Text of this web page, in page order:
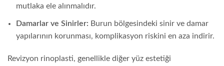
mutlaka ele alınmalıdır.
Damarlar ve Sinirler: Burun bölgesindeki sinir ve damar
yapılarının korunması, komplikasyon riskini en aza indirir.
Revizyon rinoplasti, genellikle diğer yüz estetiği